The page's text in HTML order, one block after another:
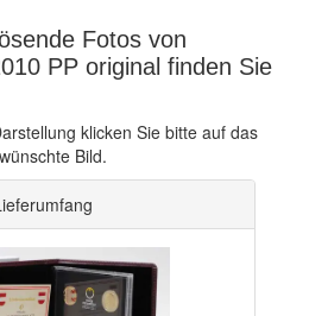
Fotos von
PP original finden Sie
klicken Sie bitte auf das
Bild.